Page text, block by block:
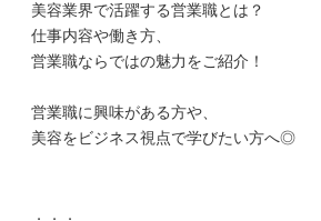
美容業界で活躍する営業職とは？
仕事内容や働き方、
営業職ならではの魅力をご紹介！
営業職に興味がある方や、
美容をビジネス視点で学びたい方へ◎
．．．